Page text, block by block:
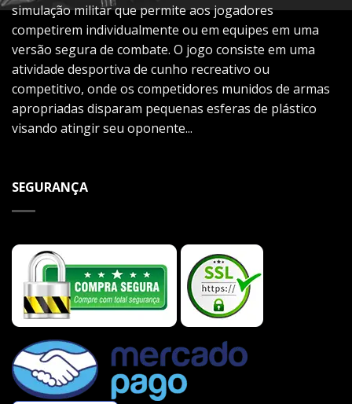
simulação militar que permite aos jogadores
competirem individualmente ou em equipes em uma
versão segura de combate. O jogo consiste em uma
atividade desportiva de cunho recreativo ou
competitivo, onde os competidores munidos de armas
apropriadas disparam pequenas esferas de plástico
visando atingir seu oponente...
SEGURANÇA